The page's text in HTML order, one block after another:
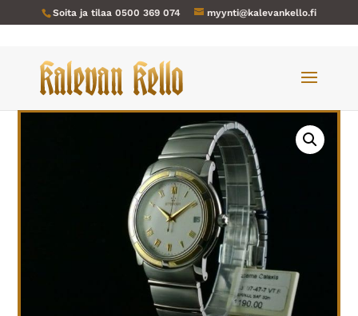
Soita ja tilaa 0500 369 074 myynti@kalevankello.fi
Verkkokauppa/Miesten kellot / Eterna-257-NOS GALAXIS